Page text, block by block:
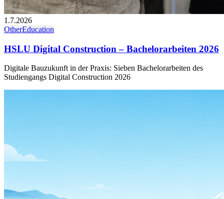
1.7.2026
OtherEducation
HSLU Digital Construction – Bachelorarbeiten 2026
Digitale Bauzukunft in der Praxis: Sieben Bachelorarbeiten des
Studiengangs Digital Construction 2026